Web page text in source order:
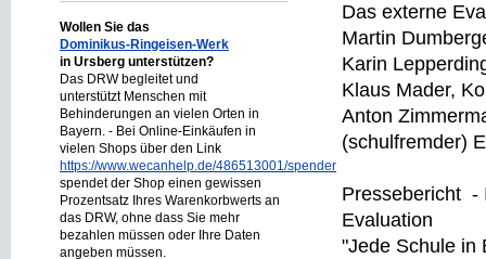
Wollen Sie das
Dominikus-Ringeisen-Werk
in Ursberg unterstützen?
Das DRW begleitet und
unterstützt Menschen mit
Behinderungen an vielen Orten in
Bayern. - Bei Online-Einkäufen in
vielen Shops über den Link
https://www.wecanhelp.de/486513001/spendenprojekt
spendet der Shop einen gewissen
Prozentsatz Ihres Warenkorbwerts an
das DRW, ohne dass Sie mehr
bezahlen müssen oder Ihre Daten
angeben müssen.
Das externe
Martin
Karin
Klaus Mader,
Anton
(schulfremder)
Pressebericht -
Evaluation
"Jede Schule in